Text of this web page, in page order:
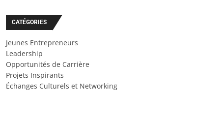
CATÉGORIES
Jeunes Entrepreneurs
Leadership
Opportunités de Carrière
Projets Inspirants
Échanges Culturels et Networking